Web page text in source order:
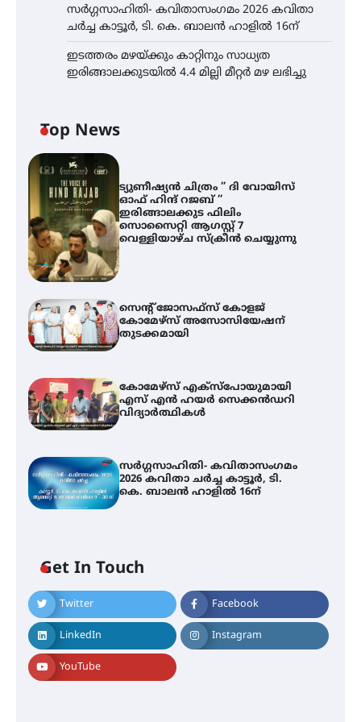
സർഗ്ഗസാഹിതി- കവിതാസംഗമം 2026 കവിതാ
ചർച്ച കാട്ടൂർ, ടി. കെ. ബാലൻ ഹാളിൽ 16ന്
ഇടത്തരം മഴയ്ക്കും കാറ്റിനും സാധ്യത
ഇരിങ്ങാലക്കുടയിൽ 4.4 മില്ലി മീറ്റർ മഴ ലഭിച്ചു
Top News
ട്യുണീഷ്യൻ ചിത്രം ” ദി വോയിസ്
ഓഫ് ഹിന്ദ് റജബ് ”
ഇരിങ്ങാലക്കുട ഫിലിം
സൊസൈറ്റി ആഗസ്റ്റ് 7
വെള്ളിയാഴ്ച സ്‌ക്രീൻ ചെയ്യുന്നു
സെന്റ് ജോസഫ്സ് കോളജ്
കോമേഴ്‌സ് അസോസിയേഷന്
തുടക്കമായി
കോമേഴ്സ് എക്സ്പോയുമായി
എസ് എൻ ഹയർ സെക്കൻഡറി
വിദ്യാർത്ഥികൾ
സർഗ്ഗസാഹിതി- കവിതാസംഗമം
2026 കവിതാ ചർച്ച കാട്ടൂർ, ടി.
കെ. ബാലൻ ഹാളിൽ 16ന്
Get In Touch
Twitter Facebook
LinkedIn Instagram
YouTube